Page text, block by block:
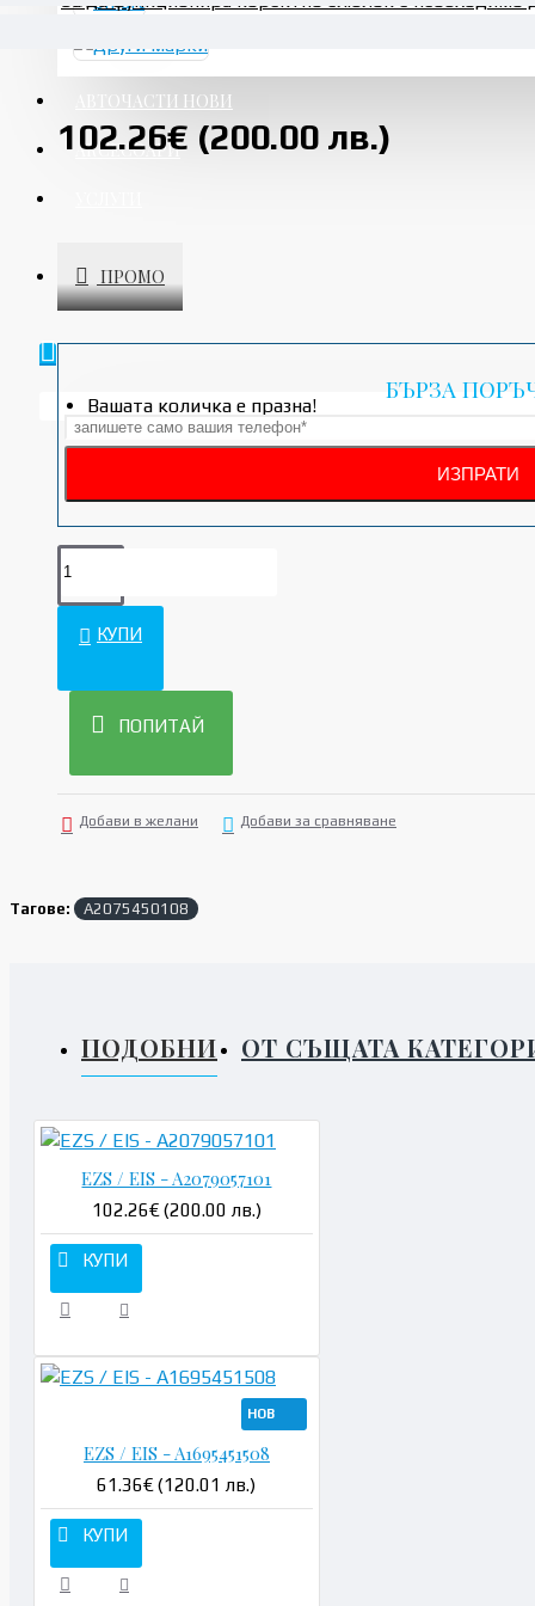
АВТОЧАСТИ НОВИ
АКСЕСОАРИ
ПРОМО
Вашата количка е празна!
102.26€ (200.00 лв.)
БЪРЗА
КУПИ
ПОПИТАЙ
Добави в желани Добави за сравняване
Тагове: A2075450108
ПОДОБНИ ОТ СЪЩАТА
EZS / EIS - A2079057101
102.26€ (200.00 лв.)
КУПИ
НОВ
EZS / EIS - A1695451508
61.36€ (120.01 лв.)
КУПИ